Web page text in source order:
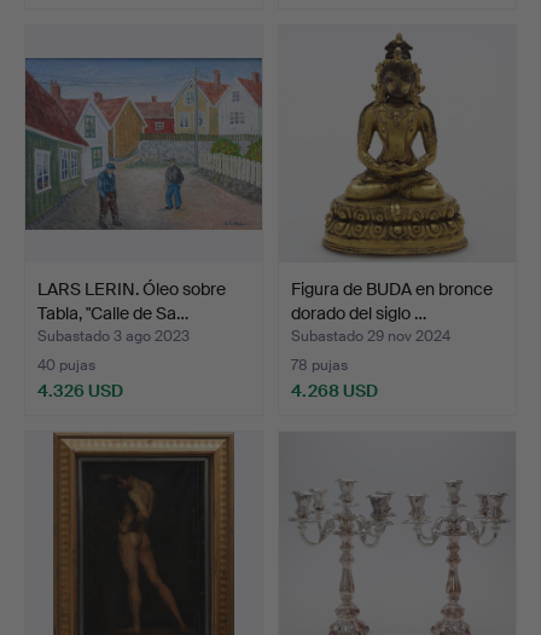
LARS LERIN. Óleo sobre
Tabla, "Calle de Sa…
Subastado 3 ago 2023
40 pujas
4.326 USD
Figura de BUDA en bronce
dorado del siglo …
Subastado 29 nov 2024
78 pujas
4.268 USD